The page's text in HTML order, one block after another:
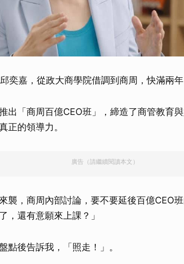
奕嘉，從政大商學院借調到商周，快滿兩年
出「商周百億CEO班」，締造了商管教育
正的領導力。
廣告（請繼續閱讀本文）
襲，商周內部討論，要不要延後百億CEO
，還有意願來上課？」
點後告訴我，「照走！」。